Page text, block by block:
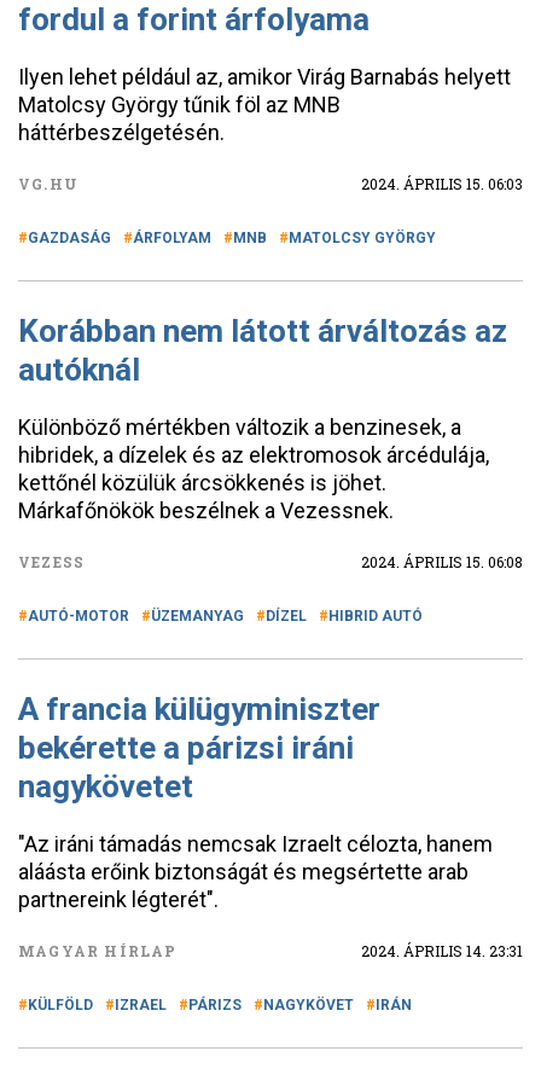
fordul a forint árfolyama
Ilyen lehet például az, amikor Virág Barnabás helyett
Matolcsy György tűnik föl az MNB
háttérbeszélgetésén.
VG.HU 2024. ÁPRILIS 15. 06:03
GAZDASÁG ÁRFOLYAM MNB MATOLCSY GYÖRGY
Korábban nem látott árváltozás az
autóknál
Különböző mértékben változik a benzinesek, a
hibridek, a dízelek és az elektromosok árcédulája,
kettőnél közülük árcsökkenés is jöhet.
Márkafőnökök beszélnek a Vezessnek.
VEZESS 2024. ÁPRILIS 15. 06:08
AUTÓ-MOTOR ÜZEMANYAG DÍZEL HIBRID AUTÓ
A francia külügyminiszter
bekérette a párizsi iráni
nagykövetet
"Az iráni támadás nemcsak Izraelt célozta, hanem
aláásta erőink biztonságát és megsértette arab
partnereink légterét".
MAGYAR HÍRLAP 2024. ÁPRILIS 14. 23:31
KÜLFÖLD IZRAEL PÁRIZS NAGYKÖVET IRÁN